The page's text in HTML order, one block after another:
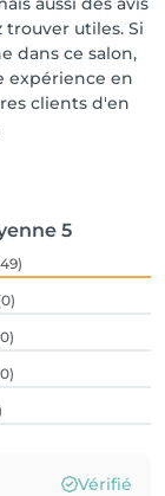
trouver utiles. Si
dans ce salon,
expérience en
clients d'en
5
Vérifié